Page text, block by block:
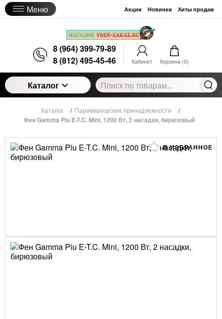
Меню Акции Новинки Хиты продаж
8 (964) 399-79-89
8 (812) 495-45-46
Кабинет Корзина (0)
Каталог
Каталог / Парикмахерские принадлежности /
Фен Gamma Piu E-T.C. Mini, 1200 Вт, 2 насадки, бирюзовый
В ИЗБРАННОЕ